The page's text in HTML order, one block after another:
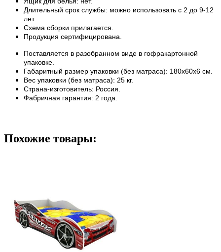
Длительный срок службы: можно использовать с 2 до 9-12
лет.
Схема сборки прилагается.
Продукция сертифицирована.
Поставляется в разобранном виде в гофракартонной
упаковке.
Габаритный размер упаковки (без матраса): 180x60x6 см.
Вес упаковки (без матраса): 25 кг.
Страна-изготовитель: Россия.
Фабричная гарантия: 2 года.
Похожие товары: